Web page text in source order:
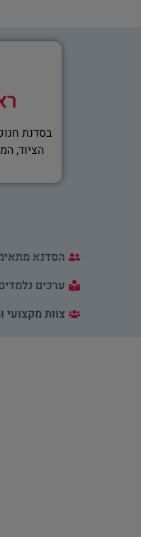
בסדנת
הציוד,
הסדנא מתאימה
ערכים
צוות